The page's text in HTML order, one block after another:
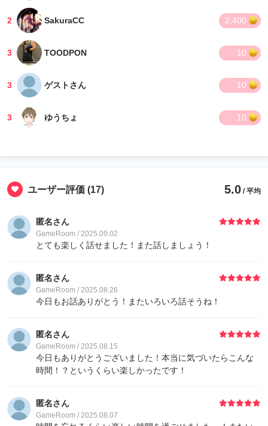
2 SakuraCC 2,400
3 TOODPON 10
3 ゲストさん 10
3 ゆうちょ 10
ユーザー評価 (17) 5.0 / 平均
匿名さん
GameRoom / 2025.09.02
とても楽しく話せました！また話しましょう！
匿名さん
GameRoom / 2025.08.26
今日もお話ありがとう！またいろいろ話そうね！
匿名さん
GameRoom / 2025.08.15
今日もありがとうございました！本当に気づいたらこんな
時間！？というくらい楽しかったです！
匿名さん
GameRoom / 2025.08.07